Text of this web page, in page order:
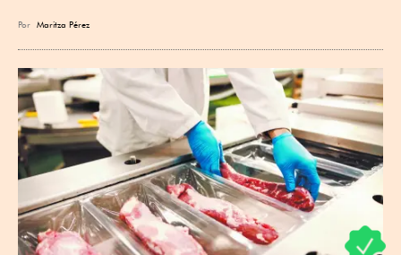
Por Maritza Pérez